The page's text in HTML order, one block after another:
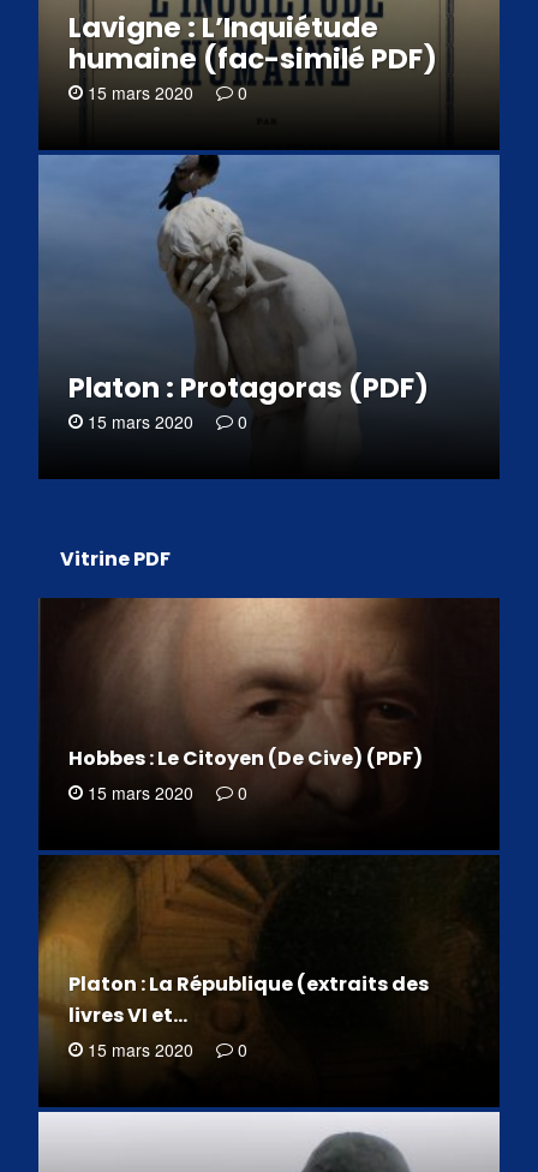
Lavigne : L’Inquiétude
humaine (fac-similé PDF)
15 mars 2020 0
Platon : Protagoras (PDF)
15 mars 2020 0
Vitrine PDF
Hobbes : Le Citoyen (De Cive) (PDF)
15 mars 2020 0
Platon : La République (extraits des
livres VI et…
15 mars 2020 0